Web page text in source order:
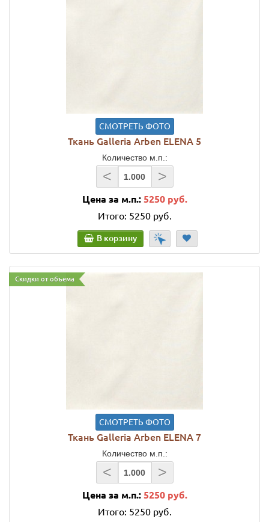
СМОТРЕТЬ ФОТО
Ткань Galleria Arben ELENA 5
Количество м.п.:
< >
Цена за м.п.: 5250 руб.
Итого: 5250 руб.
В корзину
Скидки от объема
СМОТРЕТЬ ФОТО
Ткань Galleria Arben ELENA 7
Количество м.п.:
< >
Цена за м.п.: 5250 руб.
Итого: 5250 руб.